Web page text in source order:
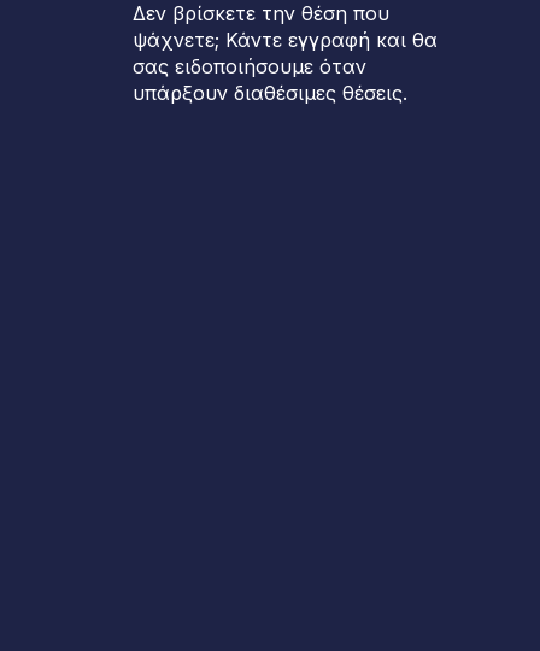
Δεν βρίσκετε την θέση που
ψάχνετε; Κάντε εγγραφή και θα
σας ειδοποιήσουμε όταν
υπάρξουν διαθέσιμες θέσεις.